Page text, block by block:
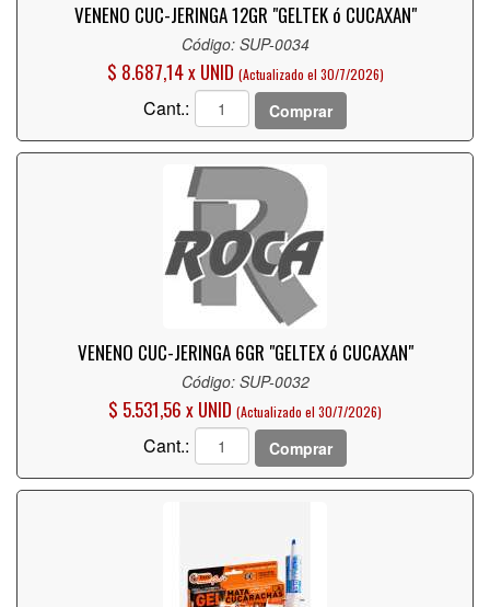
VENENO CUC-JERINGA 12GR "GELTEK ó CUCAXAN"
Código: SUP-0034
$ 8.687,14 x UNID (Actualizado el 30/7/2026)
Cant.: Comprar
VENENO CUC-JERINGA 6GR "GELTEX ó CUCAXAN"
Código: SUP-0032
$ 5.531,56 x UNID (Actualizado el 30/7/2026)
Cant.: Comprar